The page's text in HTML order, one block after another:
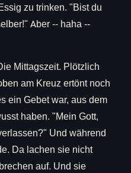
zu trinken. "Bist du
Aber -- haha --
Mittagszeit. Plötzlich
am Kreuz ertönt noch
ein Gebet war, aus dem
haben. "Mein Gott,
Und während
Da lachen sie nicht
auf. Und sie